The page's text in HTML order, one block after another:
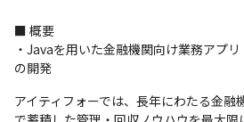
■ 概要
・Javaを用いた金融機関向け業務アプリ
の開発
アイティフォーでは、長年にわたる金融